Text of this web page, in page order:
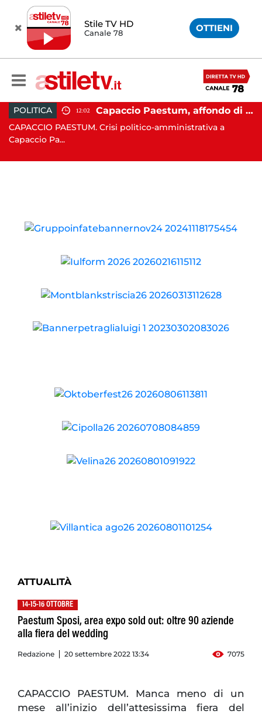
Stile TV HD
Canale 78 OTTIENI
POLITICA 12:02 Capaccio Paestum, affondo di Forza Italia: "Paolino è arrivato al capolinea"
CAPACCIO PAESTUM. Crisi politico-amministrativa a
Capaccio Pa...
ATTUALITÀ
14-15-16 OTTOBRE
Paestum Sposi, area expo sold out: oltre 90 aziende
alla fiera del wedding
Redazione 20 settembre 2022 13:34 7075
CAPACCIO PAESTUM. Manca meno di un
mese all’inizio dell’attesissima fiera del